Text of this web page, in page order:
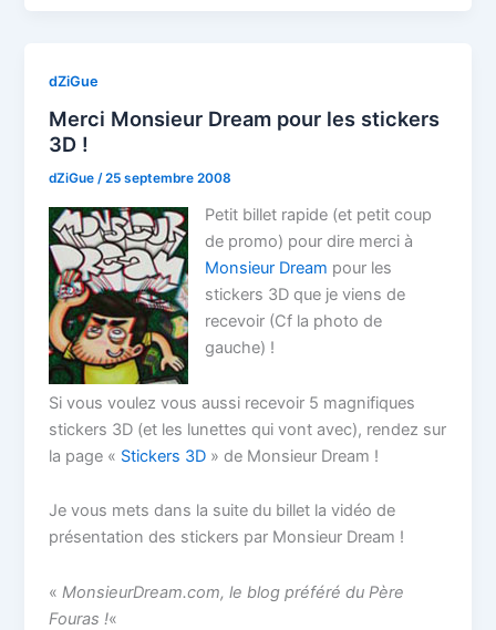
dZiGue
Merci Monsieur Dream pour les stickers
3D !
dZiGue/25 septembre 2008
Petit billet rapide (et petit coup
de promo) pour dire merci à
Monsieur Dream pour les
stickers 3D que je viens de
recevoir (Cf la photo de
gauche) !
Si vous voulez vous aussi recevoir 5 magnifiques
stickers 3D (et les lunettes qui vont avec), rendez sur
la page « Stickers 3D » de Monsieur Dream !
Je vous mets dans la suite du billet la vidéo de
présentation des stickers par Monsieur Dream !
«MonsieurDream.com, le blog préféré du Père
Fouras !«